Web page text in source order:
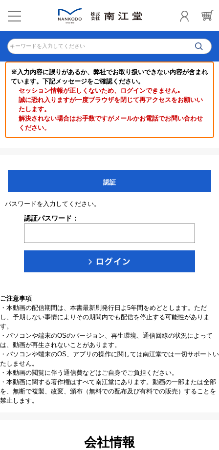
キーワードを入力してください
※入力内容に誤りがあるか、弊社でお取り扱いできない内容が含まれ
ています。下記メッセージをご確認ください。
セッション情報が正しくないため、ログインできません｡
誠に恐れ入りますが一度ブラウザを閉じて再アクセスをお願いい
たします。
解決されない場合はお手数ですがメールかお電話でお問い合わせ
ください。
認証
パスワードを入力してください。
認証パスワード：
ご注意事項
・本動画の配信期間は、本書最新刷発行日よ5年間をめどとします。ただ
し、予期しない事情によりその期間内でも配信を停止する可能性がありま
す。
・パソコンや端末のOSのバージョン、再生環境、通信回線の状況によって
は、動画が再生されないことがあります。
・パソコンや端末のOS、アプリの操作に関しては南江堂では一切サポートい
たしません。
・本動画の閲覧に伴う通信費などはご自身でご負担ください。
・本動画に関する著作権はすべて南江堂にあります。動画の一部または全部
を、無断で複製、改変、頒布（無料での配布及び有料での販売）することを
禁止します。
会社情報